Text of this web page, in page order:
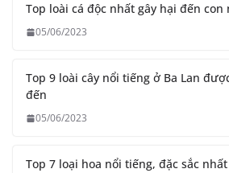
Top loài cá độc nhất gây hại đến con
05/06/2023
Top 9 loài cây nổi tiếng ở Ba Lan
đến
05/06/2023
Top 7 loại hoa nổi tiếng, đặc sắc